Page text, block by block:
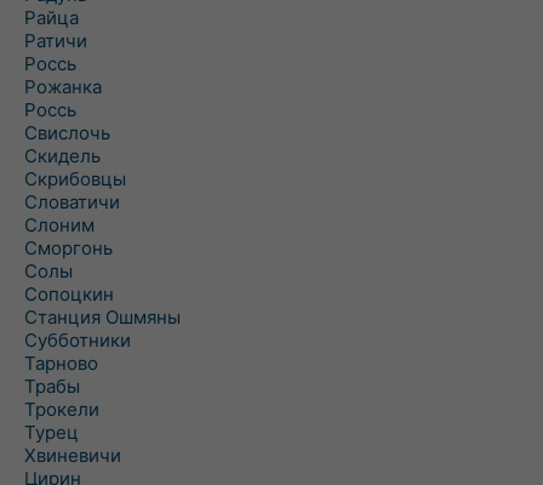
Райца
Ратичи
Роcсь
Рожанка
Россь
Свислочь
Скидель
Скрибовцы
Словатичи
Слоним
Сморгонь
Солы
Сопоцкин
Станция Ошмяны
Субботники
Тарново
Трабы
Трокели
Турец
Хвиневичи
Цирин